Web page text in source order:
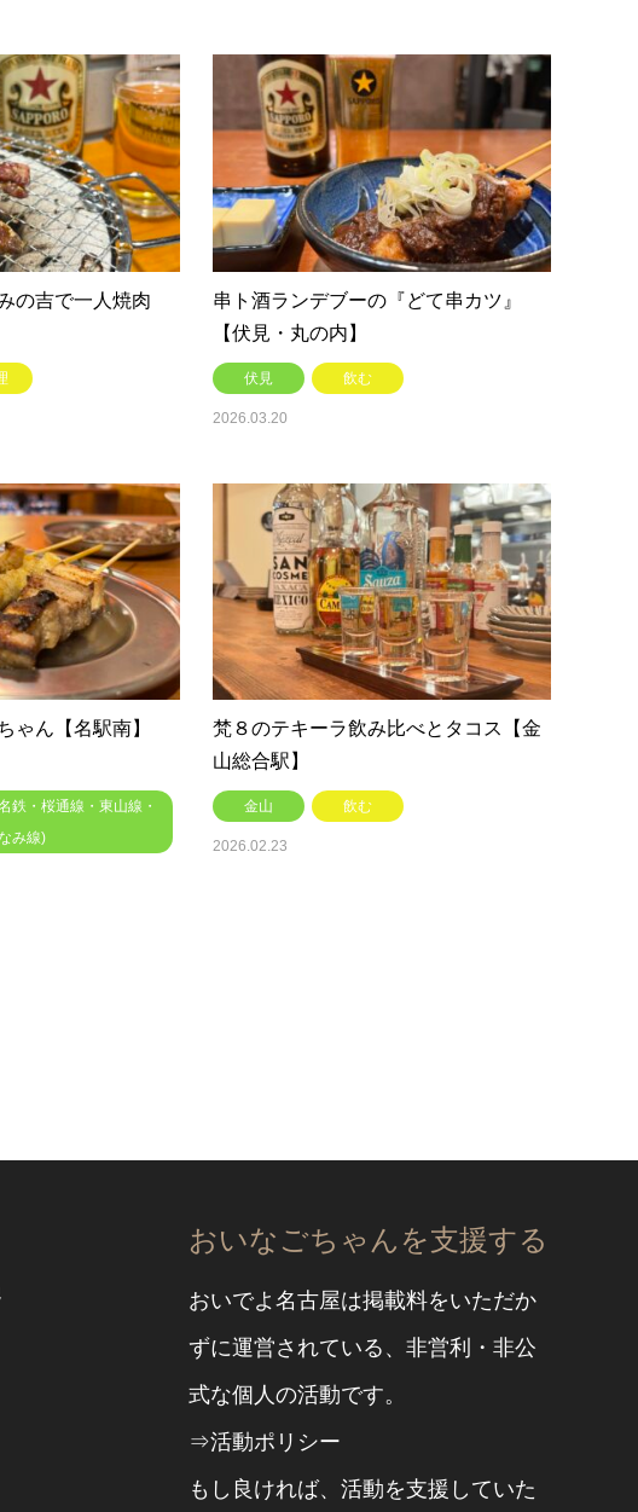
の吉で一人焼肉
串ト酒ランデブーの『どて串カツ』
【伏見・丸の内】
伏見 飲む
2026.03.20
ゃん【名駅南】
鉄・桜通線・東山線・
み線)
梵８のテキーラ飲み比べとタコス【金
山総合駅】
金山 飲む
2026.02.23
おいなごちゃんを支援する
おいでよ名古屋は掲載料をいただか
ずに運営されている、非営利・非公
式な個人の活動です。
⇒活動ポリシー
もし良ければ、活動を支援していた